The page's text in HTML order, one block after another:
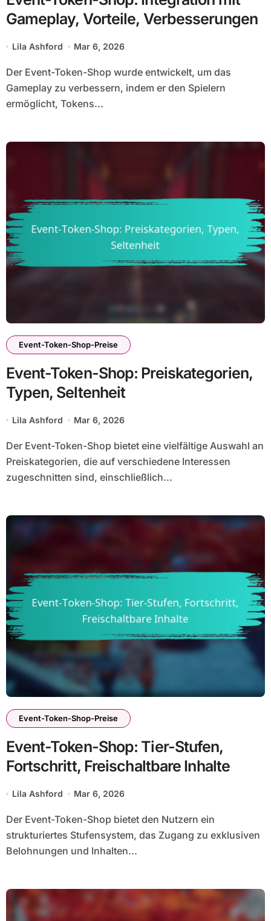
Gameplay, Vorteile, Verbesserungen
Lila Ashford Mar 6, 2026
Der Event-Token-Shop wurde entwickelt, um das
Gameplay zu verbessern, indem er den Spielern
ermöglicht, Tokens...
Event-Token-Shop-Preise
Event-Token-Shop: Preiskategorien,
Typen, Seltenheit
Lila Ashford Mar 6, 2026
Der Event-Token-Shop bietet eine vielfältige Auswahl an
Preiskategorien, die auf verschiedene Interessen
zugeschnitten sind, einschließlich...
Event-Token-Shop-Preise
Event-Token-Shop: Tier-Stufen,
Fortschritt, Freischaltbare Inhalte
Lila Ashford Mar 6, 2026
Der Event-Token-Shop bietet den Nutzern ein
strukturiertes Stufensystem, das Zugang zu exklusiven
Belohnungen und Inhalten...